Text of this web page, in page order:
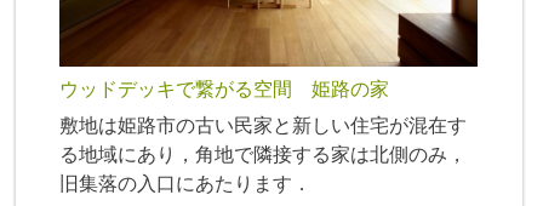
ウッドデッキで繋がる空間 姫路の家
敷地は姫路市の古い民家と新しい住宅が混在す
る地域にあり，角地で隣接する家は北側のみ，
旧集落の入口にあたります．